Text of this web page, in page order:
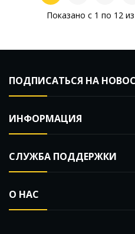
Показано с 1 по 12
ПОДПИСАТЬСЯ НА
ИНФОРМАЦИЯ
СЛУЖБА ПОДДЕРЖКИ
О НАС